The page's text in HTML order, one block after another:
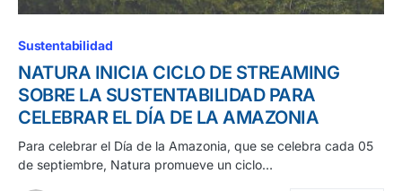
Sustentabilidad
NATURA INICIA CICLO DE STREAMING
SOBRE LA SUSTENTABILIDAD PARA
CELEBRAR EL DÍA DE LA AMAZONIA
Para celebrar el Día de la Amazonia, que se celebra cada 05
de septiembre, Natura promueve un ciclo…